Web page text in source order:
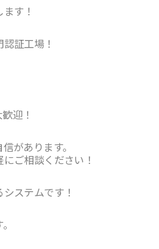
す！
証工場！
迎！
があります。
ご相談ください！
ステムです！